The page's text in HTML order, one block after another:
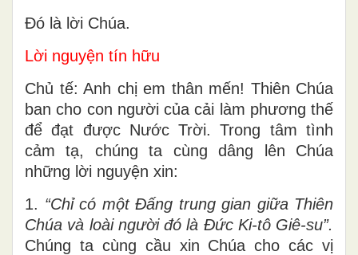
Ðó là lời Chúa.
Lời nguyện tín hữu
Chủ tế: Anh chị em thân mến! Thiên Chúa
ban cho con người của cải làm phương thế
để đạt được Nước Trời. Trong tâm tình
cảm tạ, chúng ta cùng dâng lên Chúa
những lời nguyện xin:
1. “Chỉ có một Đấng trung gian giữa Thiên
Chúa và loài người đó là Đức Ki-tô Giê-su”.
Chúng ta cùng cầu xin Chúa cho các vị